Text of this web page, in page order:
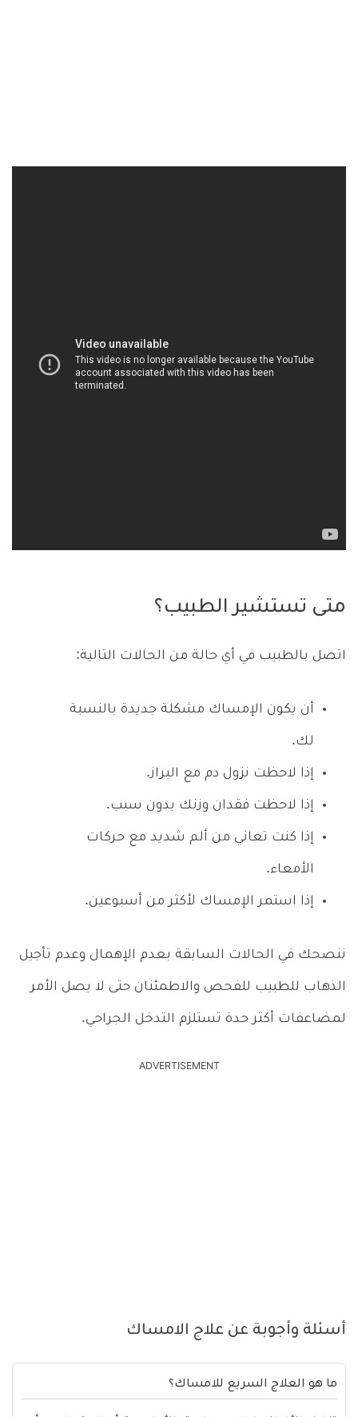
متى تستشير الطبيب؟
اتصل بالطبيب في أي حالة من الحالات التالية:
أن يكون الإمساك مشكلة جديدة بالنسبة
لك.
إذا لاحظت نزول دم مع البراز.
إذا لاحظت فقدان وزنك بدون سبب.
إذا كنت تعاني من ألم شديد مع حركات
الأمعاء.
إذا استمر الإمساك لأكثر من أسبوعين.
ننصحك في الحالات السابقة بعدم الإهمال وعدم تأجيل
الذهاب للطبيب للفحص والاطمئنان حتى لا يصل الأمر
لمضاعفات أكثر حدة تستلزم التدخل الجراحي.
ADVERTISEMENT
أسئلة وأجوبة عن علاج الامساك
ما هو العلاج السريع للامساك؟